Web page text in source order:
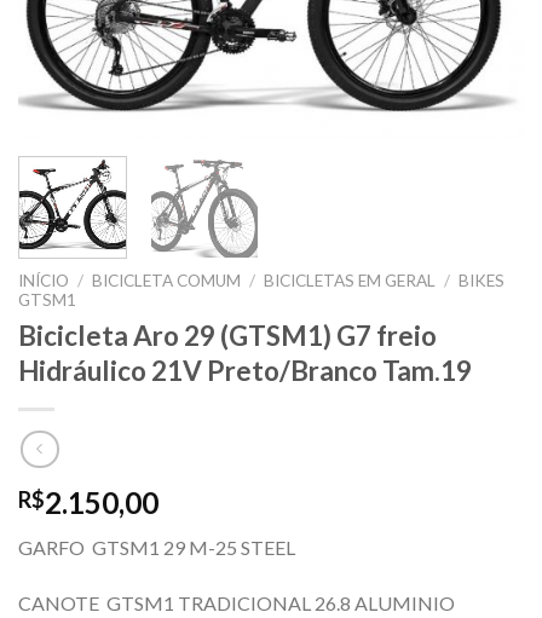
INÍCIO / BICICLETA COMUM / BICICLETAS EM GERAL / BIKES
GTSM1
Bicicleta Aro 29 (GTSM1) G7 freio
Hidráulico 21V Preto/Branco Tam.19
R$2.150,00
GARFO GTSM1 29 M-25 STEEL
CANOTE GTSM1 TRADICIONAL 26.8 ALUMINIO